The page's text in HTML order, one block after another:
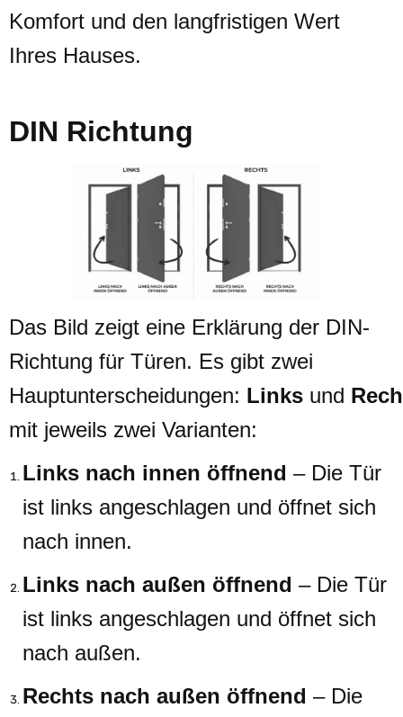
Komfort und den langfristigen Wert
Ihres Hauses.
DIN Richtung
Das Bild zeigt eine Erklärung der DIN-
Richtung für Türen. Es gibt zwei
Hauptunterscheidungen: Links und
mit jeweils zwei Varianten:
Links nach innen öffnend – Die Tür
ist links angeschlagen und öffnet sich
nach innen.
Links nach außen öffnend – Die Tür
ist links angeschlagen und öffnet sich
nach außen.
Rechts nach außen öffnend – Die